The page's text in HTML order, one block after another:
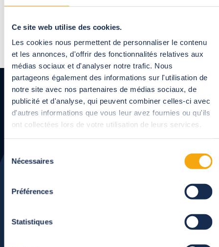
Ce site web utilise des cookies.
Les cookies nous permettent de personnaliser le contenu
et les annonces, d'offrir des fonctionnalités relatives aux
médias sociaux et d'analyser notre trafic. Nous
partageons également des informations sur l'utilisation de
notre site avec nos partenaires de médias sociaux, de
publicité et d'analyse, qui peuvent combiner celles-ci avec
d'autres informations que vous leur avez fournies ou qu'ils
ont collectées lors de votre utilisation de leurs services.
Nécessaires
Préférences
Statistiques
Personnalisez votre
projet
Besoin d'en parler de vive voix ? Nous vous rappelons